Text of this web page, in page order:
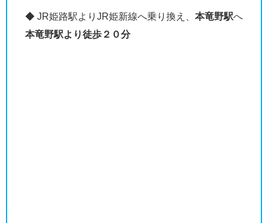
◆ JR姫路駅よりJR姫新線へ乗り換え、 本竜野駅へ
本竜野駅より徒歩２０分